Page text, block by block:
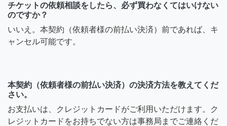
チケットの依頼相談をしたら、必ず買わなくてはいけない
のですか？
いいえ。本契約（依頼者様の前払い決済）前であれば、キ
ャンセル可能です。
本契約（依頼者様の前払い決済）の決済方法を教えてくだ
さい。
お支払いは、クレジットカードがご利用いただけます。ク
レジットカードをお持ちでない方は事務局までご連絡くだ